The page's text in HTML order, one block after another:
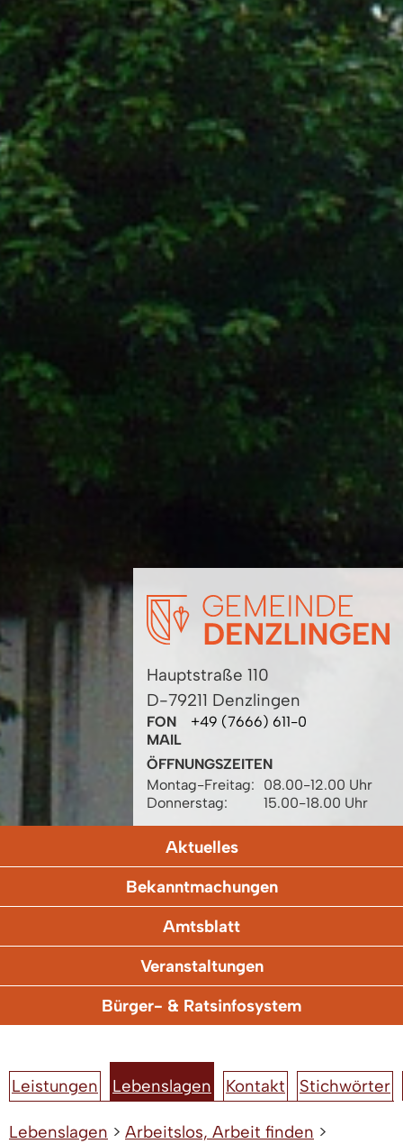
Hauptstraße 110
D-79211 Denzlingen
FON
+49 (7666) 611-0
MAIL
ÖFFNUNGSZEITEN
Montag-Freitag:
08.00-12.00 Uhr
Donnerstag:
15.00-18.00 Uhr
Aktuelles
Bekanntmachungen
Amtsblatt
Veranstaltungen
Bürger- & Ratsinfosystem
Leistungen Lebenslagen Kontakt Stichwörter
Lebenslagen > Arbeitslos, Arbeit finden >